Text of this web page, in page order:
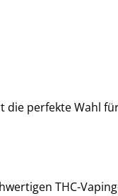
die perfekte Wahl
THC-